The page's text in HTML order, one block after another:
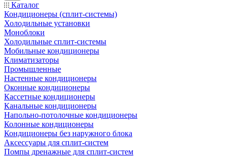
Каталог
Кондиционеры (сплит-системы)
Холодильные установки
Моноблоки
Холодильные сплит-системы
Мобильные кондиционеры
Климатизаторы
Промышленные
Настенные кондиционеры
Оконные кондиционеры
Кассетные кондиционеры
Канальные кондиционеры
Напольно-потолочные кондиционеры
Колонные кондиционеры
Кондиционеры без наружного блока
Аксессуары для сплит-систем
Помпы дренажные для сплит-систем